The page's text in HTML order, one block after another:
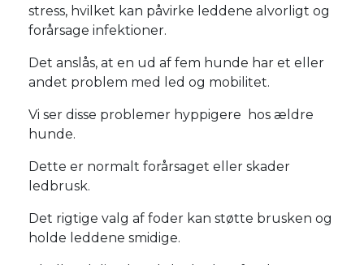
stress, hvilket kan påvirke leddene alvorligt og
forårsage infektioner.
Det anslås, at en ud af fem hunde har et eller
andet problem med led og mobilitet.
Vi ser disse problemer hyppigere hos ældre
hunde.
Dette er normalt forårsaget eller skader
ledbrusk.
Det rigtige valg af foder kan støtte brusken og
holde leddene smidige.